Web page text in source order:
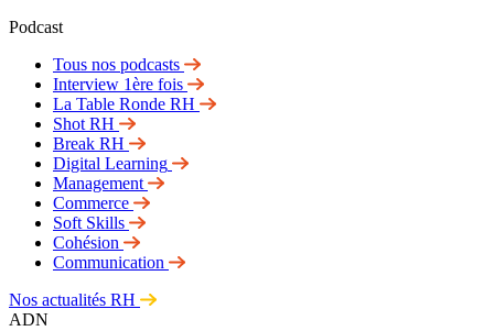
Podcast
Tous nos podcasts
Interview 1ère fois
La Table Ronde RH
Shot RH
Break RH
Digital Learning
Management
Commerce
Soft Skills
Cohésion
Communication
Nos actualités RH
ADN